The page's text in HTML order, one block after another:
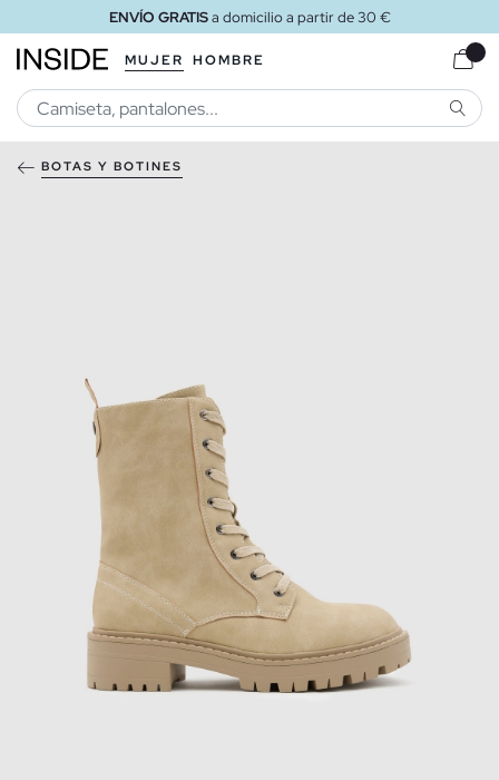
ENVÍO GRATISa domicilio a partir de 30 €
MUJER HOMBRE
BOTAS Y BOTINES